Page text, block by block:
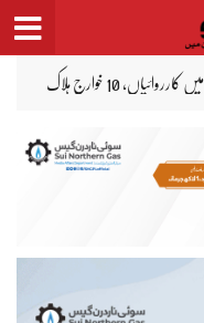
حذیفہ رحمٰن ہڑپہ: 12 سالہ بچے سے 3 افراد کی زیادتی